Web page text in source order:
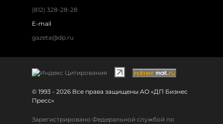
(812) 328-28-28
E-mail
gazeta@dp.ru
© 1993 - 2026 Все права защищены АО «ДП Бизнес
Пресс»
Зарегистрировано Федеральной службой по